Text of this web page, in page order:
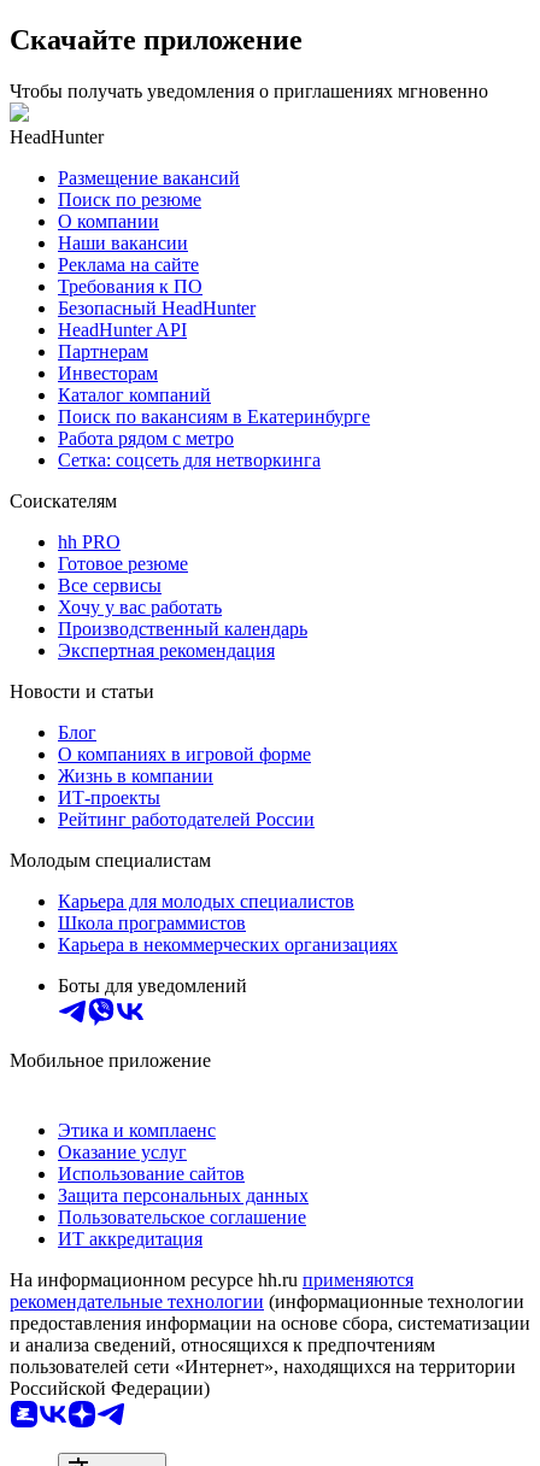
Скачайте приложение
Чтобы получать уведомления о приглашениях мгновенно
HeadHunter
Размещение вакансий
Поиск по резюме
О компании
Наши вакансии
Реклама на сайте
Требования к ПО
Безопасный HeadHunter
HeadHunter API
Партнерам
Инвесторам
Каталог компаний
Поиск по вакансиям в Екатеринбурге
Работа рядом с метро
Сетка: соцсеть для нетворкинга
Соискателям
hh PRO
Готовое резюме
Все сервисы
Хочу у вас работать
Производственный календарь
Экспертная рекомендация
Новости и статьи
Блог
О компаниях в игровой форме
Жизнь в компании
ИТ-проекты
Рейтинг работодателей России
Молодым специалистам
Карьера для молодых специалистов
Школа программистов
Карьера в некоммерческих организациях
Боты для уведомлений
Мобильное приложение
Этика и комплаенс
Оказание услуг
Использование сайтов
Защита персональных данных
Пользовательское соглашение
ИТ аккредитация
На информационном ресурсе hh.ru применяются
рекомендательные технологии (информационные технологии
предоставления информации на основе сбора, систематизации
и анализа сведений, относящихся к предпочтениям
пользователей сети «Интернет», находящихся на территории
Российской Федерации)